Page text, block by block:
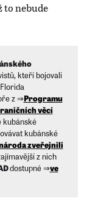
to nebude
kteří bojovali
z ⇒Programu
věcí
kubánské
kubánské
zveřejnili
z nich
dostupné ⇒ve